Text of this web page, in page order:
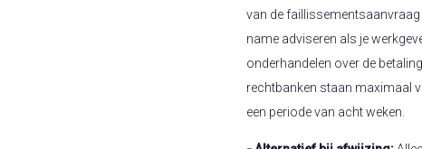
van de faillissementsaanvraag
name adviseren als je
onderhandelen over de
rechtbanken staan maximaal
een periode van acht weken.